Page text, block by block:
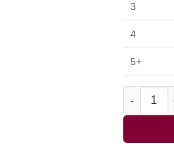
3
4
5+
Ein